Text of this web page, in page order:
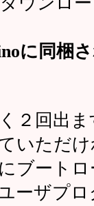
に同梱
２回出
いただ
ブート
ーザプ